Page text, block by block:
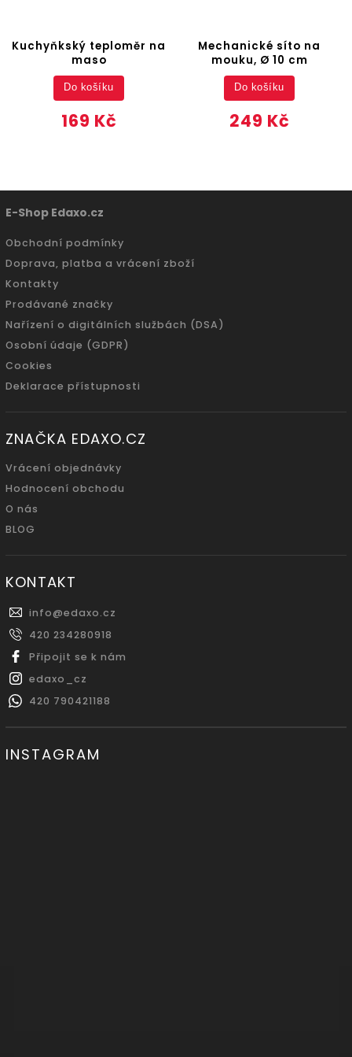
Kuchyňkský teploměr na
maso
169 Kč
Do košíku
Mechanické síto na
mouku, Ø 10 cm
249 Kč
Do košíku
E-Shop Edaxo.cz
Obchodní podmínky
Doprava, platba a vrácení zboží
Kontakty
Prodávané značky
Nařízení o digitálních službách (DSA)
Osobní údaje (GDPR)
Cookies
Deklarace přístupnosti
ZNAČKA EDAXO.CZ
Vrácení objednávky
Hodnocení obchodu
O nás
BLOG
KONTAKT
info@edaxo.cz
420 234280918
Připojit se k nám
edaxo_cz
420 790421188
INSTAGRAM